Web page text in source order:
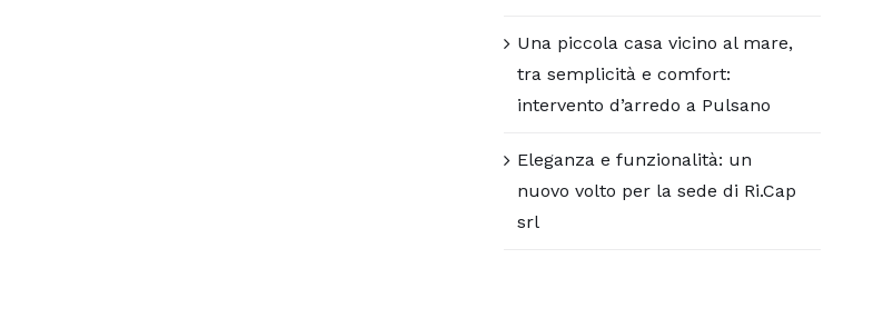
Una piccola casa vicino al mare,
tra semplicità e comfort:
intervento d’arredo a Pulsano
Eleganza e funzionalità: un
nuovo volto per la sede di Ri.Cap
srl